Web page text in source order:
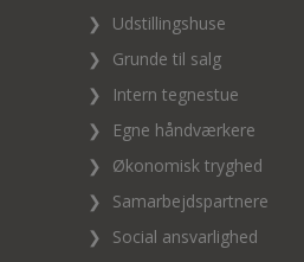
❯
Udstillingshuse
❯
Grunde til salg
❯
Intern tegnestue
❯
Egne håndværkere
❯
Økonomisk tryghed
❯
Samarbejdspartnere
❯
Social ansvarlighed